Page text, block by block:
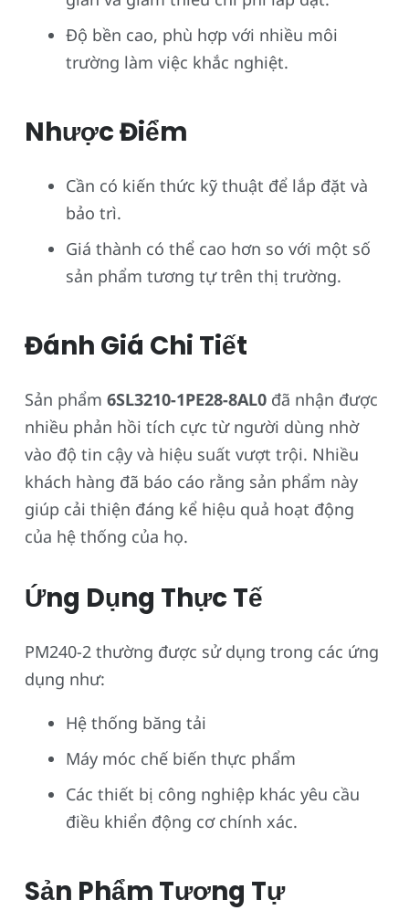
Độ bền cao, phù hợp với nhiều môi
trường làm việc khắc nghiệt.
Nhược Điểm
Cần có kiến thức kỹ thuật để lắp đặt và
bảo trì.
Giá thành có thể cao hơn so với một số
sản phẩm tương tự trên thị trường.
Đánh Giá Chi Tiết
Sản phẩm 6SL3210-1PE28-8AL0 đã nhận được
nhiều phản hồi tích cực từ người dùng nhờ
vào độ tin cậy và hiệu suất vượt trội. Nhiều
khách hàng đã báo cáo rằng sản phẩm này
giúp cải thiện đáng kể hiệu quả hoạt động
của hệ thống của họ.
Ứng Dụng Thực Tế
PM240-2 thường được sử dụng trong các ứng
dụng như:
Hệ thống băng tải
Máy móc chế biến thực phẩm
Các thiết bị công nghiệp khác yêu cầu
điều khiển động cơ chính xác.
Sản Phẩm Tương Tự